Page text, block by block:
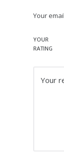
Your
YOUR
RATING
Your